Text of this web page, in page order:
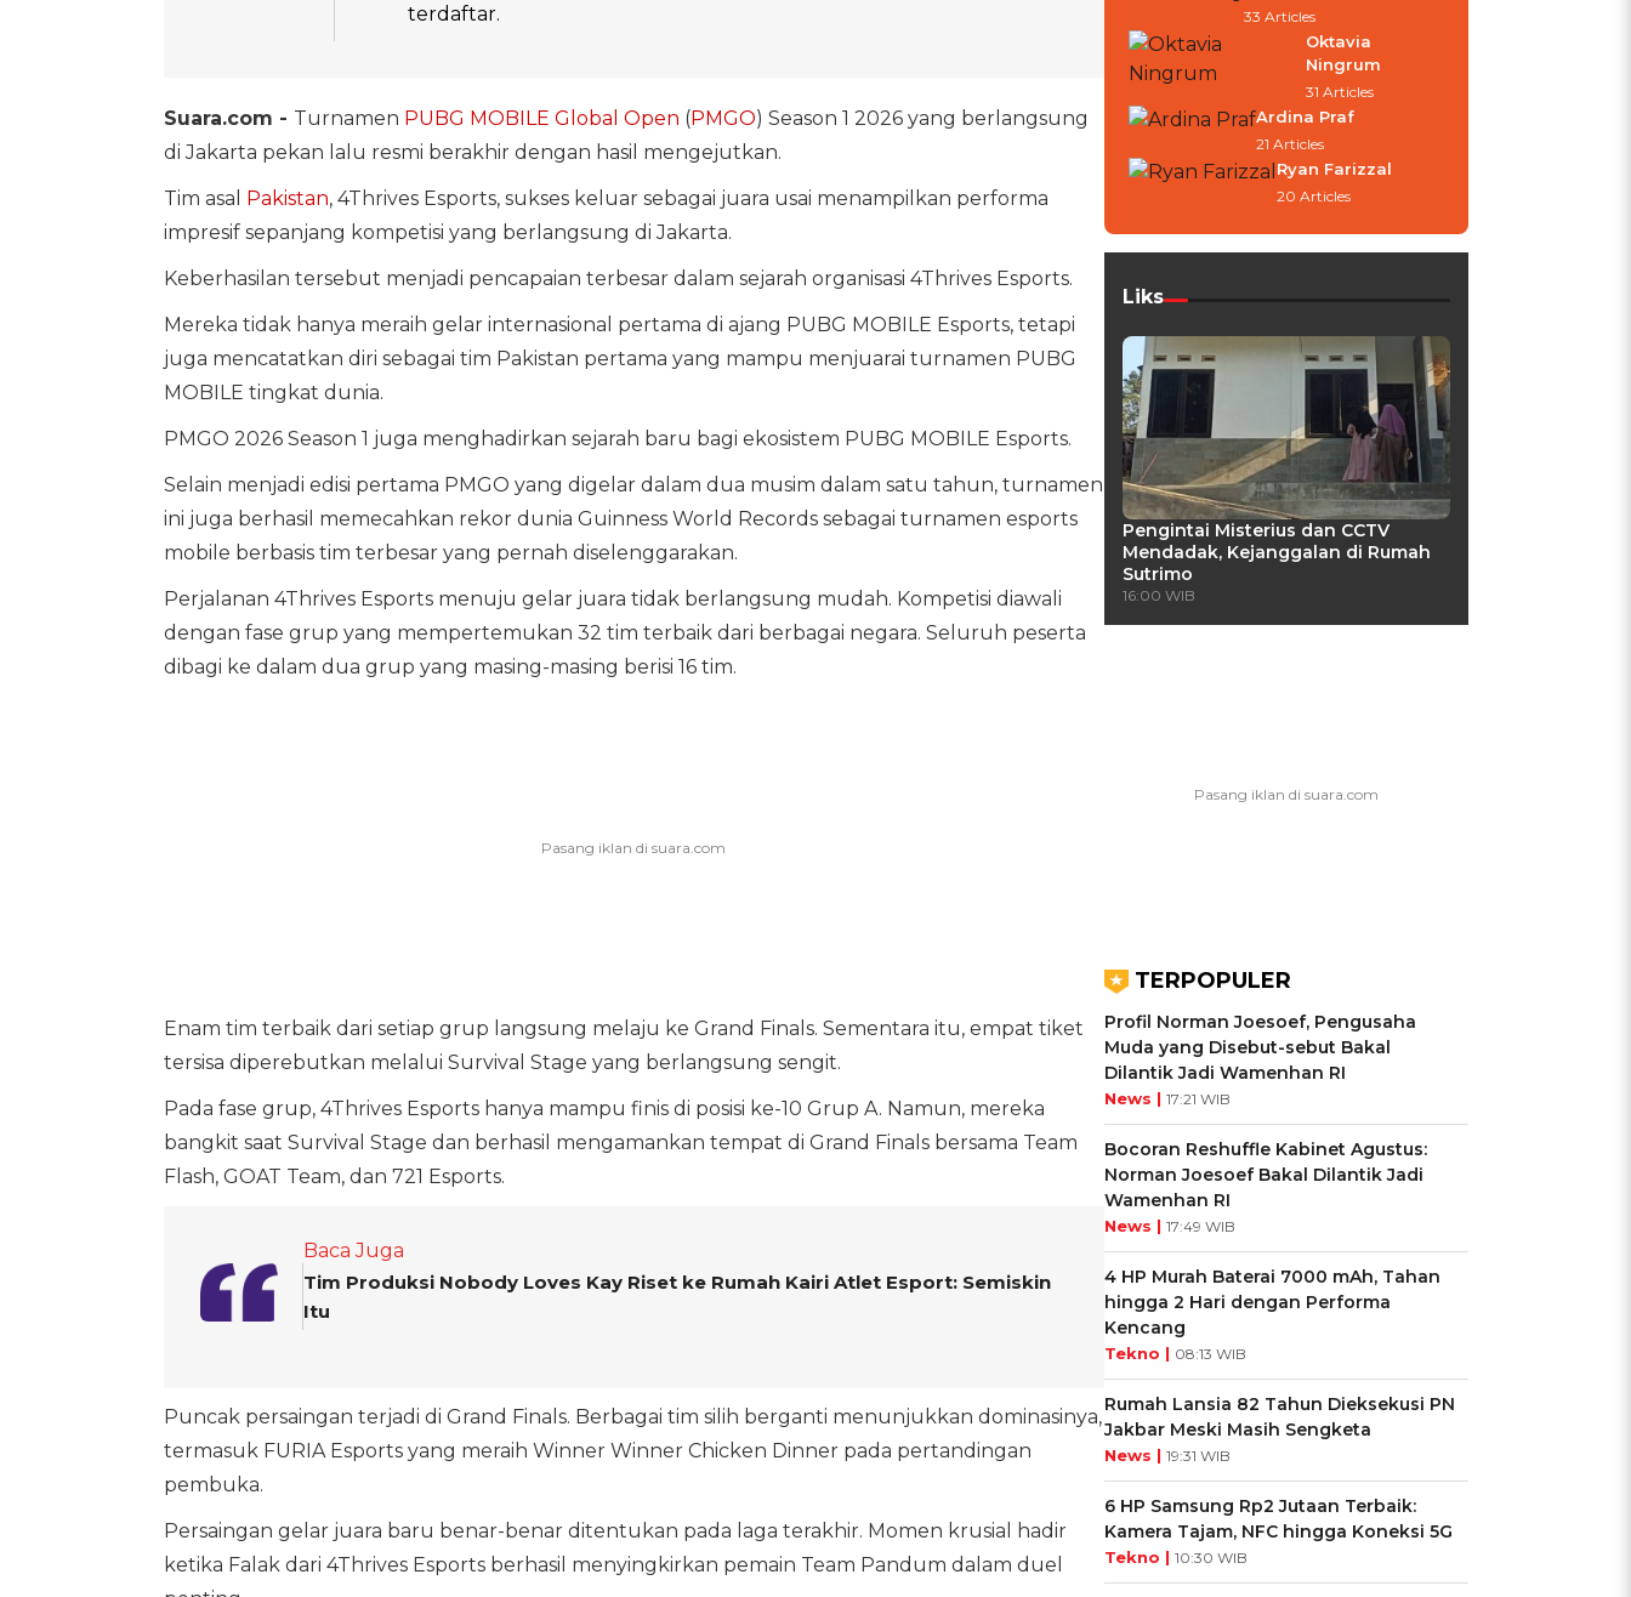
terdaftar.
Suara.com - Turnamen PUBG MOBILE Global Open (PMGO) Season 1 2026 yang berlangsung
di Jakarta pekan lalu resmi berakhir dengan hasil mengejutkan.
Tim asal Pakistan, 4Thrives Esports, sukses keluar sebagai juara usai menampilkan performa
impresif sepanjang kompetisi yang berlangsung di Jakarta.
Keberhasilan tersebut menjadi pencapaian terbesar dalam sejarah organisasi 4Thrives Esports.
Mereka tidak hanya meraih gelar internasional pertama di ajang PUBG MOBILE Esports, tetapi
juga mencatatkan diri sebagai tim Pakistan pertama yang mampu menjuarai turnamen PUBG
MOBILE tingkat dunia.
PMGO 2026 Season 1 juga menghadirkan sejarah baru bagi ekosistem PUBG MOBILE Esports.
Selain menjadi edisi pertama PMGO yang digelar dalam dua musim dalam satu tahun, turnamen
ini juga berhasil memecahkan rekor dunia Guinness World Records sebagai turnamen esports
mobile berbasis tim terbesar yang pernah diselenggarakan.
Perjalanan 4Thrives Esports menuju gelar juara tidak berlangsung mudah. Kompetisi diawali
dengan fase grup yang mempertemukan 32 tim terbaik dari berbagai negara. Seluruh peserta
dibagi ke dalam dua grup yang masing-masing berisi 16 tim.
Enam tim terbaik dari setiap grup langsung melaju ke Grand Finals. Sementara itu, empat tiket
tersisa diperebutkan melalui Survival Stage yang berlangsung sengit.
Pada fase grup, 4Thrives Esports hanya mampu finis di posisi ke-10 Grup A. Namun, mereka
bangkit saat Survival Stage dan berhasil mengamankan tempat di Grand Finals bersama Team
Flash, GOAT Team, dan 721 Esports.
Baca Juga
Tim Produksi Nobody Loves Kay Riset ke Rumah Kairi Atlet Esport: Semiskin
Itu
Puncak persaingan terjadi di Grand Finals. Berbagai tim silih berganti menunjukkan dominasinya,
termasuk FURIA Esports yang meraih Winner Winner Chicken Dinner pada pertandingan
pembuka.
Persaingan gelar juara baru benar-benar ditentukan pada laga terakhir. Momen krusial hadir
ketika Falak dari 4Thrives Esports berhasil menyingkirkan pemain Team Pandum dalam duel
33 Articles
Oktavia
Ningrum
31 Articles
Ardina Praf
21 Articles
Ryan Farizzal
20 Articles
Liks
Pengintai Misterius dan CCTV
Mendadak, Kejanggalan di Rumah
Sutrimo
16:00 WIB
TERPOPULER
Profil Norman Joesoef, Pengusaha
Muda yang Disebut-sebut Bakal
Dilantik Jadi Wamenhan RI
News | 17:21 WIB
Bocoran Reshuffle Kabinet Agustus:
Norman Joesoef Bakal Dilantik Jadi
Wamenhan RI
News | 17:49 WIB
4 HP Murah Baterai 7000 mAh, Tahan
hingga 2 Hari dengan Performa
Kencang
Tekno | 08:13 WIB
Rumah Lansia 82 Tahun Dieksekusi PN
Jakbar Meski Masih Sengketa
News | 19:31 WIB
6 HP Samsung Rp2 Jutaan Terbaik:
Kamera Tajam, NFC hingga Koneksi 5G
Tekno | 10:30 WIB